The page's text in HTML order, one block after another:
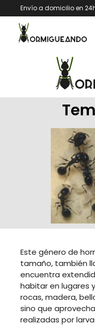
Envío a domicilio en
Este género de
tamaño, también
encuentra
habitar en lugares
rocas, madera,
sino que
realizadas por